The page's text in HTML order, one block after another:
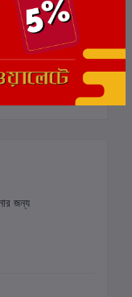
কার্টে যোগ করুন
নারায়ণ দেবনাথ
জন্য